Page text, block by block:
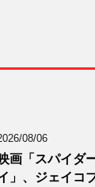
08/06
画「スパイダ
」、ジェイコ